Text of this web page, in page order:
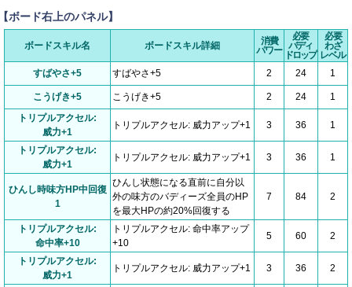
ボード右上のパネル】
ボードスキル名 ボードスキル詳細
消費
パワー
必要
バディ
ドロップ
必要
わざ
レベル
すばやさ+5
すばやさ+5 2 24 1
こうげき+5 こうげき+5 2 24
1
トリプルアクセル:
威力+1
トリプルアクセル: 威力アップ+1 3 36 1
トリプルアクセル:
威力+1
トリプルアクセル: 威力アップ+1 3 36 1
ひんし時味方HP中回復
1
ひんし状態になる直前に自分以
外の味方のバディーズ全員のHP
を最大HPの約20%回復する
7 84 2
トリプルアクセル:
命中率+10
トリプルアクセル: 命中率アップ
+10
5 60 2
トリプルアクセル:
威力+1
トリプルアクセル: 威力アップ+1 3 36 2